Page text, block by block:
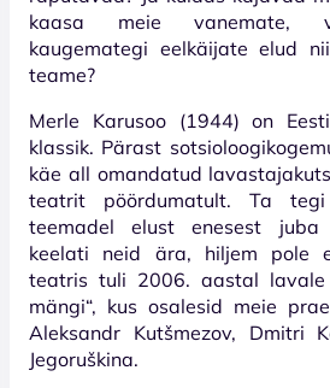
kaasa meie vanemate,
kaugemategi eelkäijate elud
teame?
Merle Karusoo (1944) on
klassik. Pärast
käe all omandatud
teatrit pöördumatult. Ta
teemadel elust enesest juba
keelati neid ära, hiljem pole
teatris tuli 2006. aastal lavale
mängi“, kus osalesid meie
Aleksandr Kutšmezov, Dmitri
Jegoruškina.